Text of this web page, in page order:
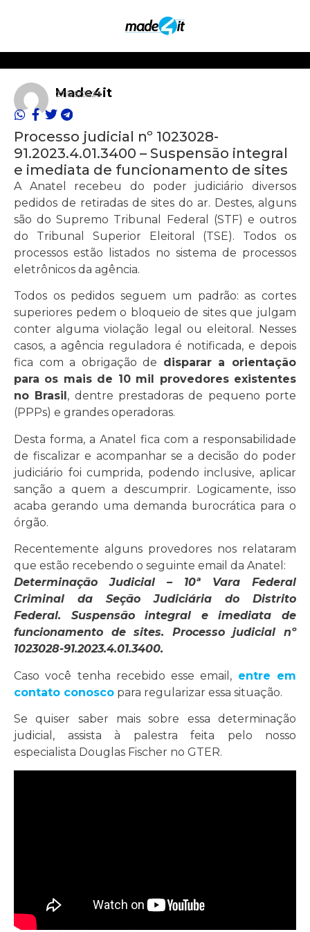
Made4it
27/06/2023
Processo judicial nº 1023028-
91.2023.4.01.3400 – Suspensão integral
e imediata de funcionamento de sites
A Anatel recebeu do poder judiciário diversos
pedidos de retiradas de sites do ar. Destes, alguns
são do Supremo Tribunal Federal (STF) e outros
do Tribunal Superior Eleitoral (TSE). Todos os
processos estão listados no sistema de processos
eletrônicos da agência.
Todos os pedidos seguem um padrão: as cortes
superiores pedem o bloqueio de sites que julgam
conter alguma violação legal ou eleitoral. Nesses
casos, a agência reguladora é notificada, e depois
fica com a obrigação de disparar a orientação
para os mais de 10 mil provedores existentes
no Brasil , dentre prestadoras de pequeno porte
(PPPs) e grandes operadoras.
Desta forma, a Anatel fica com a responsabilidade
de fiscalizar e acompanhar se a decisão do poder
judiciário foi cumprida, podendo inclusive, aplicar
sanção a quem a descumprir. Logicamente, isso
acaba gerando uma demanda burocrática para o
órgão.
Recentemente alguns provedores nos relataram
que estão recebendo o seguinte email da Anatel:
Determinação Judicial – 10ª Vara Federal
Criminal da Seção Judiciária do Distrito
Federal. Suspensão integral e imediata de
funcionamento de sites. Processo judicial nº
1023028-91.2023.4.01.3400.
Caso você tenha recebido esse email, entre em
contato conosco para regularizar essa situação.
Se quiser saber mais sobre essa determinação
judicial, assista à palestra feita pelo nosso
especialista Douglas Fischer no GTER.